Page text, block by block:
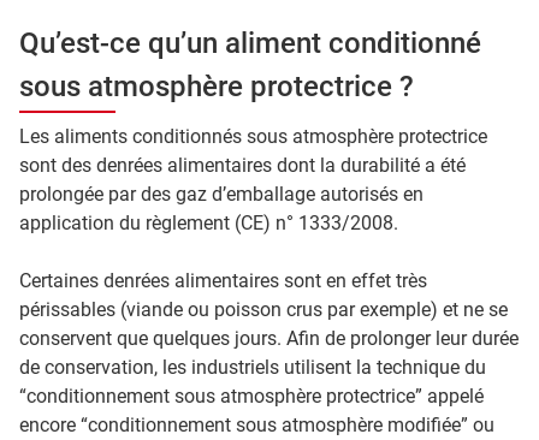
Qu’est-ce qu’un aliment conditionné
sous atmosphère protectrice ?
Les aliments conditionnés sous atmosphère protectrice
sont des denrées alimentaires dont la durabilité a été
prolongée par des gaz d’emballage autorisés en
application du règlement (CE) n° 1333/2008.
Certaines denrées alimentaires sont en effet très
périssables (viande ou poisson crus par exemple) et ne se
conservent que quelques jours. Afin de prolonger leur durée
de conservation, les industriels utilisent la technique du
“conditionnement sous atmosphère protectrice” appelé
encore “conditionnement sous atmosphère modifiée” ou